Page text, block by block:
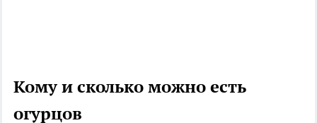
Кому и сколько можно есть
огурцов